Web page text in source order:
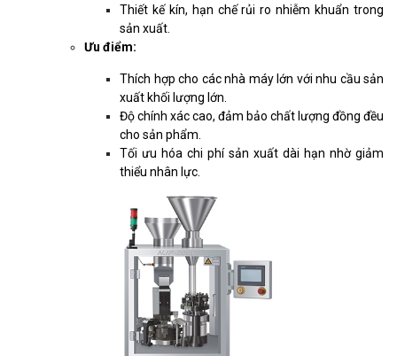
Thiết kế kín, hạn chế rủi ro nhiễm khuẩn trong
sản xuất.
Ưu điểm:
Thích hợp cho các nhà máy lớn với nhu cầu sản
xuất khối lượng lớn.
Độ chính xác cao, đảm bảo chất lượng đồng đều
cho sản phẩm.
Tối ưu hóa chi phí sản xuất dài hạn nhờ giảm
thiểu nhân lực.